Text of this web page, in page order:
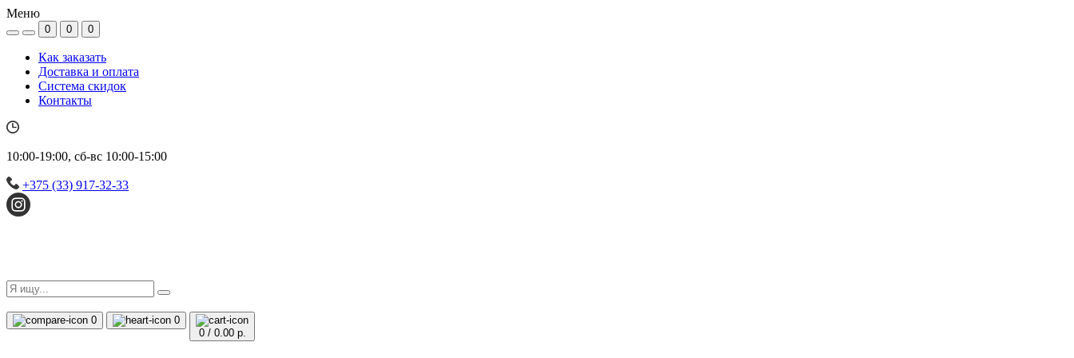
Меню
0 0 0
Как заказать
Доставка и оплата
Система скидок
Контакты
10:00-19:00, сб-вс 10:00-15:00
+375 (33) 917-32-33
0
0
0/ 0.00 р.